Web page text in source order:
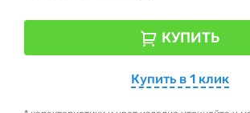
КУПИТЬ
Купить в 1 клик